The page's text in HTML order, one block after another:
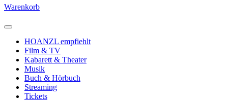
Warenkorb
HOANZL empfiehlt
Film & TV
Kabarett & Theater
Musik
Buch & Hörbuch
Streaming
Tickets